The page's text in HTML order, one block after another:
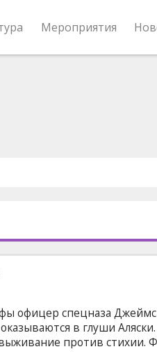
Мероприятия
офицер спецназа
в глуши
против стихии.